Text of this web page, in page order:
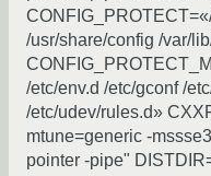
/usr/share/config /var/
/etc/env.d /etc/gconf /
/etc/udev/rules.d»
mtune=generic -
pointer -pipe"